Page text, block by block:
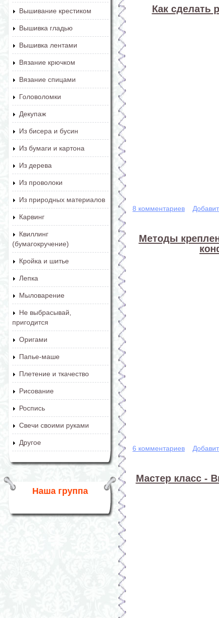
Вышивание крестиком
Вышивка гладью
Вышивка лентами
Вязание крючком
Вязание спицами
Головоломки
Декупаж
Из бисера и бусин
Из бумаги и картона
Из дерева
Из проволоки
Из природных материалов
Карвинг
Квиллинг
(бумагокручение)
Кройка и шитье
Лепка
Мыловарение
Не выбрасывай,
пригодится
Оригами
Папье-маше
Плетение и ткачество
Рисование
Роспись
Свечи своими руками
Другое
Наша группа
Как сделать
8 комментариев
Методы
6 комментариев
Мастер класс -